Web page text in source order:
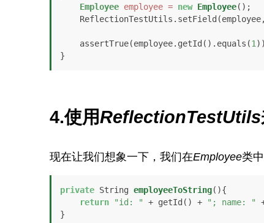
Employee employee = new Employee();
    assertTrue(employee.getId().equals(
1
}
4.使用ReflectionTestUtils
现在让我们想象一下，我们在Employee类
private String employeeToString(){
return
"id: " + getId() + "; name: "
}